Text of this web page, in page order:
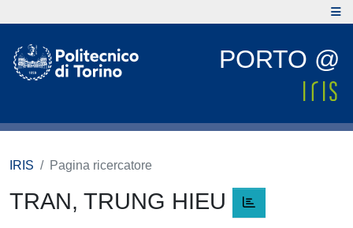
PORTO @
IRIS Pagina ricercatore
TRAN, TRUNG HIEU